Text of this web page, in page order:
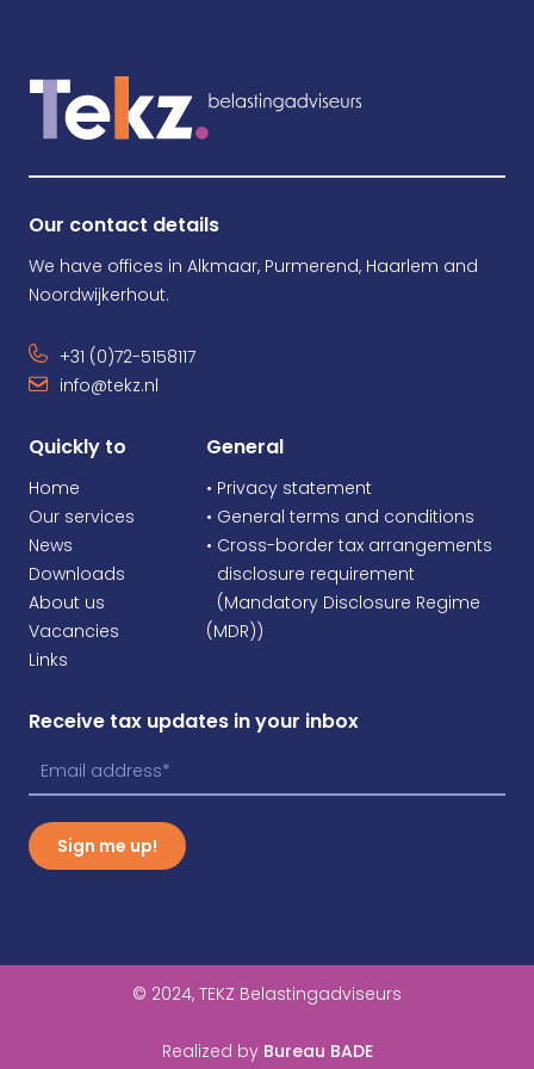
Our contact details
We have offices in Alkmaar, Purmerend, Haarlem and
Noordwijkerhout.
+31 (0)72-5158117
info@tekz.nl
Quickly to
Home
Our services
News
Downloads
About us
Vacancies
Links
General
• Privacy statement
• General terms and conditions
• Cross-border tax arrangements
disclosure requirement
(Mandatory Disclosure Regime
(MDR))
Receive tax updates in your inbox
Sign me up!
© 2024, TEKZ Belastingadviseurs
Realized byBureau BADE